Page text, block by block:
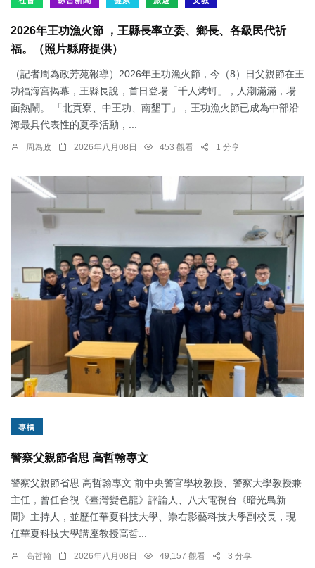
2026年王功漁火節 ，王縣長率立委、鄉長、各級民代祈
福。（照片縣府提供）
（記者周為政芳苑報導）2026年王功漁火節，今（8）日父親節在王
功福海宮揭幕，王縣長說，首日登場「千人烤蚵」，人潮滿滿，場
面熱鬧。 「北貢寮、中王功、南墾丁」，王功漁火節已成為中部沿
海最具代表性的夏季活動，...
周為政 2026年八月08日 453 觀看 1 分享
專欄
警察父親節省思 高哲翰專文
警察父親節省思 高哲翰專文 前中央警官學校教授、警察大學教授兼
主任，曾任台視《臺灣變色龍》評論人、八大電視台《暗光鳥新
聞》主持人，並歷任華夏科技大學、崇右影藝科技大學副校長，現
任華夏科技大學講座教授高哲...
高哲翰 2026年八月08日 49,157 觀看 3 分享